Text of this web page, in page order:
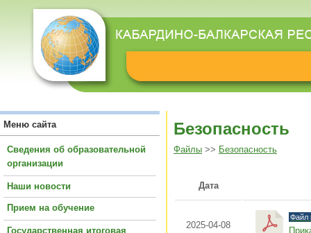
Меню сайта
Сведения об образовательной
организации
Наши новости
Прием на обучение
Государственная итоговая
Безопасность
Файлы >> Безопасность
Дата
2025-04-08
Файл